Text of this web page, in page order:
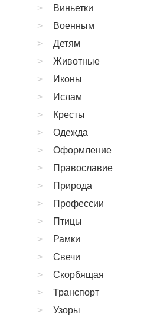
Виньетки
Военным
Детям
Животные
Иконы
Ислам
Кресты
Одежда
Оформление
Православие
Природа
Профессии
Птицы
Рамки
Свечи
Скорбящая
Транспорт
Узоры